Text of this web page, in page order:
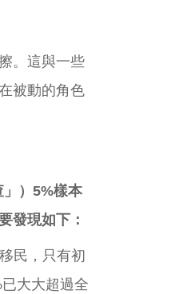
。這與一些
被動的角色
）5%樣本
發現如下：
民，只有初
大大超過全